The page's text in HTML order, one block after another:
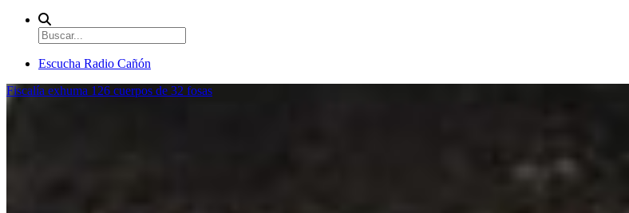
Escucha Radio Cañón
Fiscalía exhuma 126 cuerpos de 32 fosas